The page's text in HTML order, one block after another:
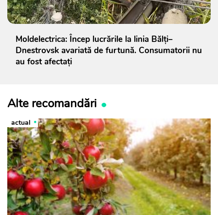
Moldelectrica: Încep lucrările la linia Bălți–
Dnestrovsk avariată de furtună. Consumatorii nu
au fost afectați
Alte recomandări
actual